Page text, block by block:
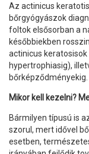
Az actinicus
bőrgyógyászok
foltok elsősorban a
későbbiekben
actinicus
hypertrophiasig),
Mikor kell kezelni?
Bármilyen típusú is
szorul, mert idővel
esetben,